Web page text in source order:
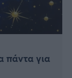
πάντα για